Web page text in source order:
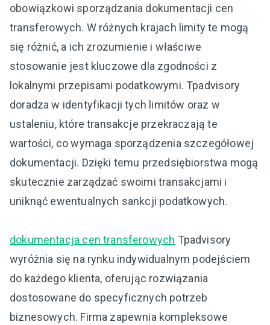
obowiązkowi sporządzania dokumentacji cen
transferowych. W różnych krajach limity te mogą
się różnić, a ich zrozumienie i właściwe
stosowanie jest kluczowe dla zgodności z
lokalnymi przepisami podatkowymi. Tpadvisory
doradza w identyfikacji tych limitów oraz w
ustaleniu, które transakcje przekraczają te
wartości, co wymaga sporządzenia szczegółowej
dokumentacji. Dzięki temu przedsiębiorstwa mogą
skutecznie zarządzać swoimi transakcjami i
uniknąć ewentualnych sankcji podatkowych.
dokumentacja cen transferowych Tpadvisory
wyróżnia się na rynku indywidualnym podejściem
do każdego klienta, oferując rozwiązania
dostosowane do specyficznych potrzeb
biznesowych. Firma zapewnia kompleksowe